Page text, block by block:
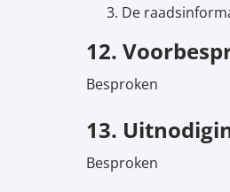
De
12.
Besproken
13.
Besproken